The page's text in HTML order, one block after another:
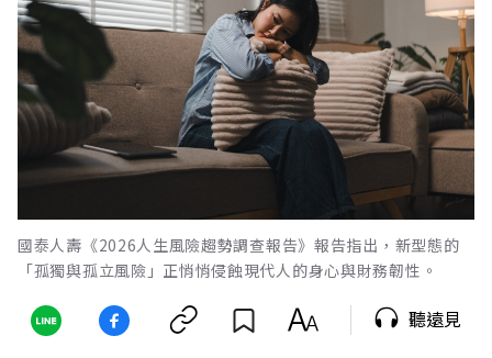
國泰人壽《2026人生風險趨勢調查報告》報告指出，新型態的
「孤獨與孤立風險」正悄悄侵蝕現代人的身心與財務韌性。
聽遠見